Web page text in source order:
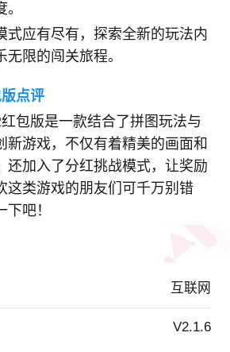
式应有尽有，探索全新的玩法内
限的闯关旅程。
点评
包版是一款结合了拼图玩法与
新游戏，不仅有着精美的画面和
还加入了分红挑战模式，让奖励
这类游戏的朋友们可千万别错
吧！
互联网
V2.1.6